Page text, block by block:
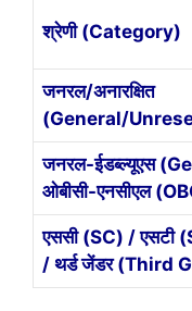
श्रेणी (Category)
जनरल/अनारक्षित
(General/
जनरल-ईडब्ल्यूएस
ओबीसी-एनसीएल
एससी (SC) / एसटी
/ थर्ड जेंडर (Third